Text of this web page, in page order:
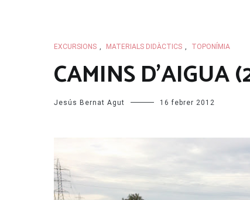
EXCURSIONS , MATERIALS DIDÀCTICS , TOPONÍMIA
CAMINS D’AIGUA
Jesús Bernat Agut 16 febrer 2012